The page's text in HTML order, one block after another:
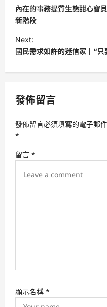
o
s
t
n
a
i
a
t
i
內在的事務提質生態甜心寶
新階段
Next:
國民需求如許的迷信家丨“
發佈留言
發佈留言必須填寫的電子郵
*
留言 *
顯示名稱 *